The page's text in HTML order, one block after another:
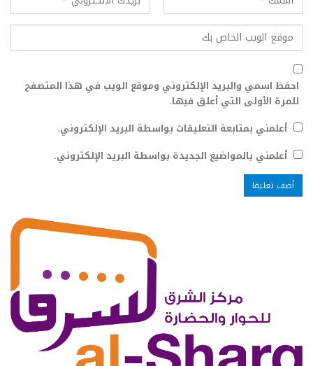
احفظ اسمي والبريد الإلكتروني وموقع الويب في هذا المتصفح
للمرة الأولى التي أعلق فيها.
أعلمني بمتابعة التعليقات بواسطة البريد الإلكتروني.
أعلمني بالمواضيع الجديدة بواسطة البريد الإلكتروني.